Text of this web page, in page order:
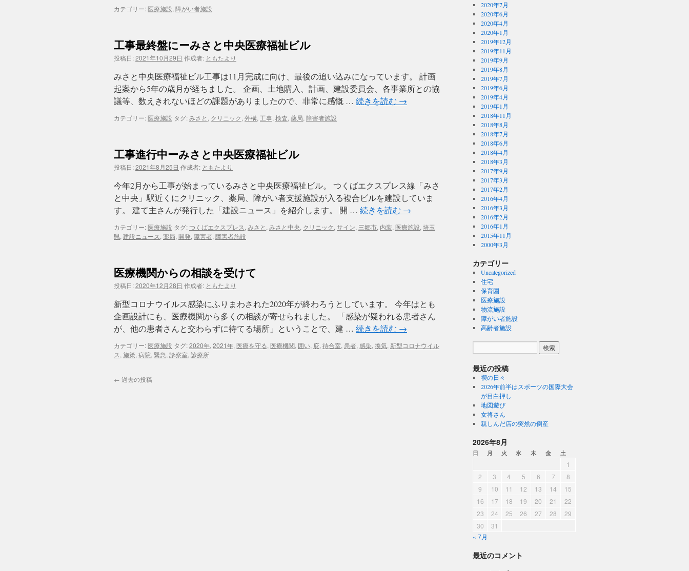
カテゴリー:医療施設, 障がい者施設
工事最終盤にーみさと中央医療福祉ビル
投稿日:2021年10月29日 作成者: ともたより
みさと中央医療福祉ビル工事は11月完成に向け、最後の追い込みになっています。 計画
起案から5年の歳月が経ちました。 企画、土地購入、計画、建設委員会、各事業所との協
議等、数えきれないほどの課題がありましたので、非常に感慨 … 続きを読む →
カテゴリー:医療施設 タグ:みさと , クリニック, 外構, 工事, 検査, 薬局, 障害者施設
工事進行中ーみさと中央医療福祉ビル
投稿日:2021年8月25日 作成者: ともたより
今年2月から工事が始まっているみさと中央医療福祉ビル。 つくばエクスプレス線「みさ
と中央」駅近くにクリニック、薬局、障がい者支援施設が入る複合ビルを建設していま
す。 建て主さんが発行した「建設ニュース」を紹介します。 開 … 続きを読む →
カテゴリー:医療施設 タグ:つくばエクスプレス, みさと , みさと中央, クリニック, サイン, 三郷市, 内装, 医療施設, 埼玉
県, 建設ニュース, 薬局, 開発, 障害者, 障害者施設
医療機関からの相談を受けて
投稿日:2020年12月28日 作成者: ともたより
新型コロナウイルス感染にふりまわされた2020年が終わろうとしています。 今年はとも
企画設計にも、医療機関から多くの相談が寄せられました。 「感染が疑われる患者さん
が、他の患者さんと交わらずに待てる場所」ということで、建 … 続きを読む →
カテゴリー:医療施設 タグ:2020年, 2021年, 医療を守る, 医療機関, 囲い, 庇, 待合室, 患者, 感染, 換気, 新型コロナウイル
ス, 施策, 病院, 緊急, 診察室, 診療所
← 過去の投稿
2020年7月
2020年6月
2020年4月
2020年1月
2019年12月
2019年11月
2019年9月
2019年8月
2019年7月
2019年6月
2019年4月
2019年1月
2018年11月
2018年8月
2018年7月
2018年6月
2018年4月
2018年3月
2017年9月
2017年3月
2017年2月
2016年4月
2016年3月
2016年2月
2016年1月
2015年11月
2000年3月
カテゴリー
Uncategorized
住宅
保育園
医療施設
物流施設
障がい者施設
高齢者施設
最近の投稿
禊の日々
2026年前半はスポーツの国際大会
が目白押し
地図遊び
女将さん
親しんだ店の突然の倒産
2026年8月
日 月 火 水 木 金 土
1
2
3 4 5 6 7
8
9
10 11 12 13 14
15
16
17 18 19 20 21
22
23
24 25 26 27 28
29
30
31
« 7月
最近のコメント